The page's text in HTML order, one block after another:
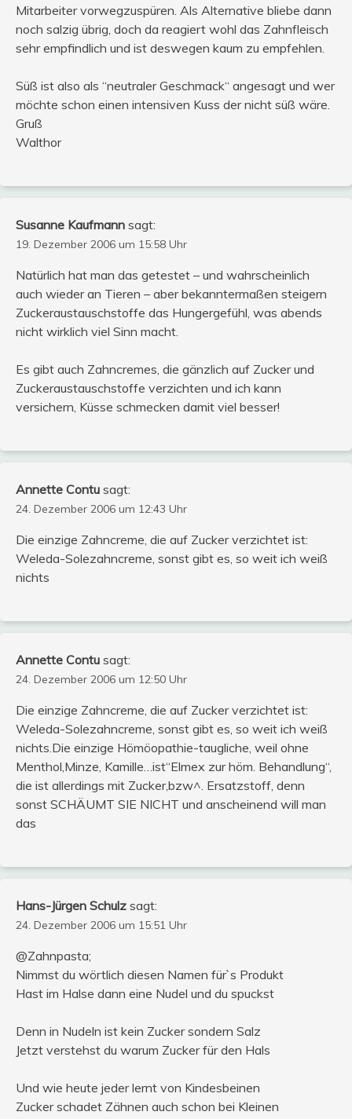
Mitarbeiter vorwegzuspüren. Als Alternative bliebe dann
noch salzig übrig, doch da reagiert wohl das Zahnfleisch
sehr empfindlich und ist deswegen kaum zu empfehlen.
Süß ist also als “neutraler Geschmack“ angesagt und wer
möchte schon einen intensiven Kuss der nicht süß wäre.
Gruß
Walthor
Susanne Kaufmann sagt:
19. Dezember 2006 um 15:58 Uhr
Natürlich hat man das getestet – und wahrscheinlich
auch wieder an Tieren – aber bekanntermaßen steigern
Zuckeraustauschstoffe das Hungergefühl, was abends
nicht wirklich viel Sinn macht.
Es gibt auch Zahncremes, die gänzlich auf Zucker und
Zuckeraustauschstoffe verzichten und ich kann
versichern, Küsse schmecken damit viel besser!
Annette Contu sagt:
24. Dezember 2006 um 12:43 Uhr
Die einzige Zahncreme, die auf Zucker verzichtet ist:
Weleda-Solezahncreme, sonst gibt es, so weit ich weiß
nichts
Annette Contu sagt:
24. Dezember 2006 um 12:50 Uhr
Die einzige Zahncreme, die auf Zucker verzichtet ist:
Weleda-Solezahncreme, sonst gibt es, so weit ich weiß
nichts.Die einzige Hömöopathie-taugliche, weil ohne
Menthol,Minze, Kamille…ist“Elmex zur höm. Behandlung“,
die ist allerdings mit Zucker,bzw^. Ersatzstoff, denn
sonst SCHÄUMT SIE NICHT und anscheinend will man
das
Hans-Jürgen Schulz sagt:
24. Dezember 2006 um 15:51 Uhr
@Zahnpasta;
Nimmst du wörtlich diesen Namen für`s Produkt
Hast im Halse dann eine Nudel und du spuckst
Denn in Nudeln ist kein Zucker sondern Salz
Jetzt verstehst du warum Zucker für den Hals
Und wie heute jeder lernt von Kindesbeinen
Zucker schadet Zähnen auch schon bei Kleinen